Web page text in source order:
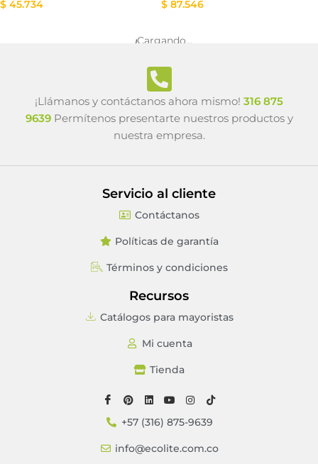
$ 45.734 $ 87.546
¡Llámanos y contáctanos ahora mismo!
Permítenos presentarte nuestros productos y
nuestra empresa.
Servicio al cliente
Políticas de garantía
Términos y condiciones